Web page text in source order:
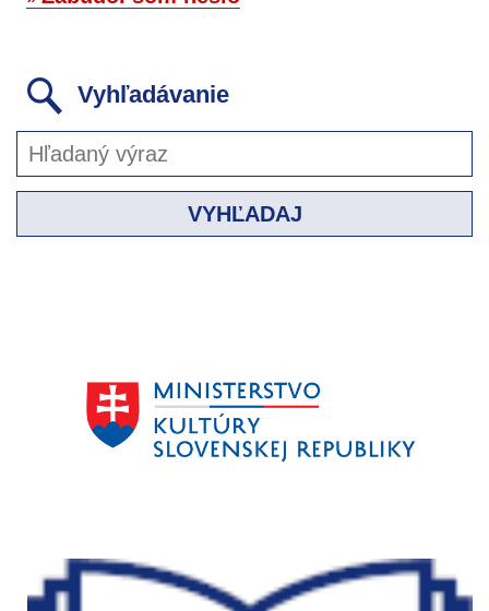
Vyhľadávanie
VYHĽADAJ